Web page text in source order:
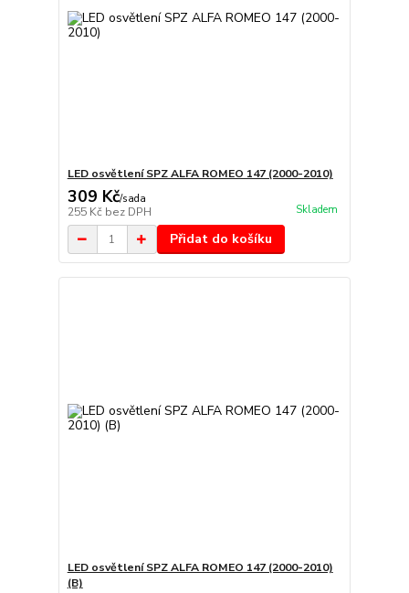
LED osvětlení SPZ ALFA ROMEO 147 (2000-2010)
309 Kč/sada
255 Kč bez DPH Skladem
Přidat do košíku
LED osvětlení SPZ ALFA ROMEO 147 (2000-2010)
(B)